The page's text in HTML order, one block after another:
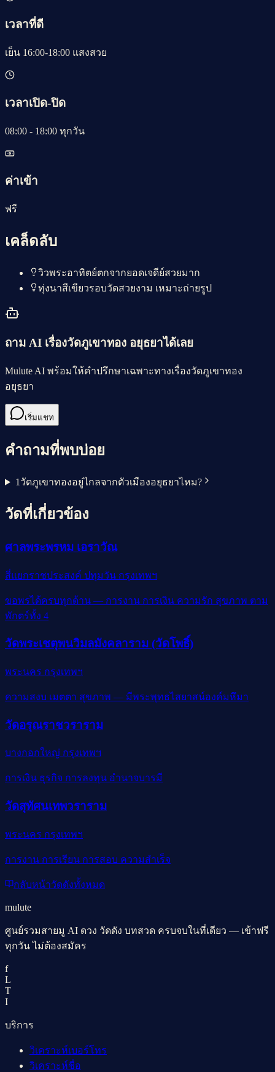
เวลาที่ดี
เย็น 16:00-18:00 แสงสวย
เวลาเปิด-ปิด
08:00 - 18:00 ทุกวัน
ค่าเข้า
ฟรี
เคล็ดลับ
วิวพระอาทิตย์ตกจากยอดเจดีย์สวยมาก
ทุ่งนาสีเขียวรอบวัดสวยงาม เหมาะถ่ายรูป
ถาม AI เรื่องวัดภูเขาทอง อยุธยาได้เลย
Mulute AI พร้อมให้คำปรึกษาเฉพาะทางเรื่องวัดภูเขาทอง
อยุธยา
เริ่มแชท
คำถามที่พบบ่อย
1 วัดภูเขาทองอยู่ไกลจากตัวเมืองอยุธยาไหม?
วัดที่เกี่ยวข้อง
ศาลพระพรหม เอราวัณ
สี่แยกราชประสงค์ ปทุมวัน กรุงเทพฯ
ขอพรได้ครบทุกด้าน — การงาน การเงิน ความรัก สุขภาพ ตาม
พักตร์ทั้ง 4
วัดพระเชตุพนวิมลมังคลาราม (วัดโพธิ์)
พระนคร กรุงเทพฯ
ความสงบ เมตตา สุขภาพ — มีพระพุทธไสยาสน์องค์มหึมา
วัดอรุณราชวราราม
บางกอกใหญ่ กรุงเทพฯ
การเงิน ธุรกิจ การลงทุน อำนาจบารมี
วัดสุทัศนเทพวราราม
พระนคร กรุงเทพฯ
การงาน การเรียน การสอบ ความสำเร็จ
กลับหน้าวัดดังทั้งหมด
mulute
ศูนย์รวมสายมู AI ดวง วัดดัง บทสวด ครบจบในที่เดียว — เข้าฟรี
ทุกวัน ไม่ต้องสมัคร
f
L
T
I
บริการ
วิเคราะห์เบอร์โทร
วิเคราะห์ชื่อ